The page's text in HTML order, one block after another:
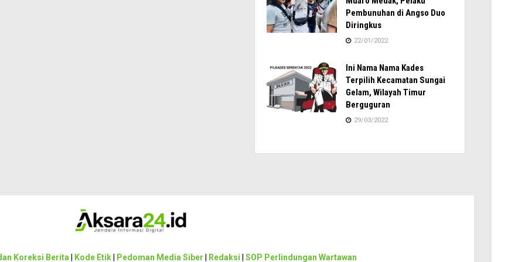
Pembunuhan di Angso Duo
Diringkus
22/01/2022
Ini Nama Nama Kades
Terpilih Kecamatan Sungai
Gelam, Wilayah Timur
Berguguran
29/03/2022
Koreksi Berita Kode Etik Pedoman Media Siber Redaksi SOP Perlindungan Wartawan